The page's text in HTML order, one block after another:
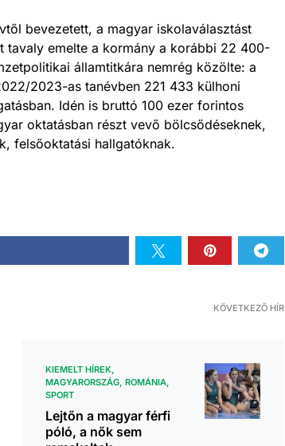
bevezetett, a magyar iskolaválasztást
tavaly emelte a kormány a korábbi 22 400-
államtitkára nemrég közölte: a
2023-as tanévben 221 433 külhoni
Idén is bruttó 100 ezer forintos
oktatásban részt vevő bölcsődéseknek,
felsőoktatási hallgatóknak.
KÖVETKEZŐ HÍR
KIEMELT HÍREK
MAGYARORSZÁG ROMÁNIA
SPORT
Lejtőn a magyar férfi
póló, a nők sem